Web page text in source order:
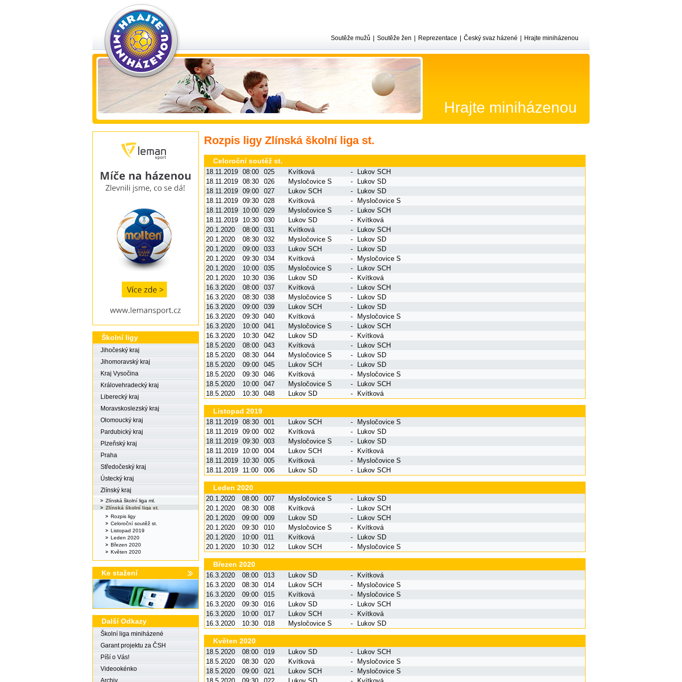
Hrajte miniházenou
Soutěže mužů Soutěže žen Reprezentace Český svaz házené Hrajte miniházenou
Školní ligy
Jihočeský kraj
Jihomoravský kraj
Kraj Vysočina
Královehradecký kraj
Liberecký kraj
Moravskoslezský kraj
Olomoucký kraj
Pardubický kraj
Plzeňský kraj
Praha
Středočeský kraj
Ústecký kraj
Zlínský kraj
Zlínská školní liga ml.
Zlínská školní liga st.
Rozpis ligy
Celoroční soutěž st.
Listopad 2019
Leden 2020
Březen 2020
Květen 2020
Ke stažení
Další Odkazy
Školní liga miniházené
Garant projektu za ČSH
Píší o Vás!
Videookénko
Archiv
Rozpis ligy Zlínská školní liga st.
Celoroční soutěž st.
18.11.2019 08:00 025 Kvítková -
Lukov SCH
18.11.2019 08:30 026 Mysločovice S -
Lukov SD
18.11.2019 09:00 027 Lukov SCH -
Lukov SD
18.11.2019 09:30 028 Kvítková -
Mysločovice S
18.11.2019
10:00 029 Mysločovice S -
Lukov SCH
18.11.2019
10:30 030 Lukov SD -
Kvítková
20.1.2020
08:00 031 Kvítková -
Lukov SCH
20.1.2020
08:30 032 Mysločovice S -
Lukov SD
20.1.2020
09:00 033 Lukov SCH -
Lukov SD
20.1.2020
09:30 034 Kvítková -
Mysločovice S
20.1.2020
10:00 035 Mysločovice S -
Lukov SCH
20.1.2020
10:30 036 Lukov SD -
Kvítková
16.3.2020
08:00 037 Kvítková -
Lukov SCH
16.3.2020
08:30 038 Mysločovice S -
Lukov SD
16.3.2020
09:00 039 Lukov SCH -
Lukov SD
16.3.2020
09:30 040 Kvítková -
Mysločovice S
16.3.2020
10:00 041 Mysločovice S -
Lukov SCH
16.3.2020
10:30 042 Lukov SD -
Kvítková
18.5.2020
08:00 043 Kvítková -
Lukov SCH
18.5.2020
08:30 044 Mysločovice S -
Lukov SD
18.5.2020
09:00 045 Lukov SCH -
Lukov SD
18.5.2020
09:30 046 Kvítková -
Mysločovice S
18.5.2020
10:00 047 Mysločovice S -
Lukov SCH
18.5.2020
10:30 048 Lukov SD - Kvítková
Listopad 2019
18.11.2019 08:30 001 Lukov SCH -
Mysločovice S
18.11.2019 09:00 002 Kvítková -
Lukov SD
18.11.2019 09:30 003 Mysločovice S -
Lukov SD
18.11.2019
10:00 004 Lukov SCH -
Kvítková
18.11.2019
10:30 005 Kvítková -
Mysločovice S
18.11.2019
11:00 006 Lukov SD - Lukov SCH
Leden 2020
20.1.2020 08:00 007 Mysločovice S -
Lukov SD
20.1.2020
08:30 008 Kvítková -
Lukov SCH
20.1.2020
09:00 009 Lukov SD -
Lukov SCH
20.1.2020
09:30 010 Mysločovice S -
Kvítková
20.1.2020
10:00 011 Kvítková -
Lukov SD
20.1.2020
10:30 012 Lukov SCH - Mysločovice S
Březen 2020
16.3.2020 08:00 013 Lukov SD -
Kvítková
16.3.2020
08:30 014 Lukov SCH -
Mysločovice S
16.3.2020
09:00 015 Kvítková -
Mysločovice S
16.3.2020
09:30 016 Lukov SD -
Lukov SCH
16.3.2020
10:00 017 Lukov SCH -
Kvítková
16.3.2020
10:30 018 Mysločovice S - Lukov SD
Květen 2020
18.5.2020 08:00 019 Lukov SD -
Lukov SCH
18.5.2020
08:30 020 Kvítková -
Mysločovice S
18.5.2020
09:00 021 Lukov SCH -
Mysločovice S